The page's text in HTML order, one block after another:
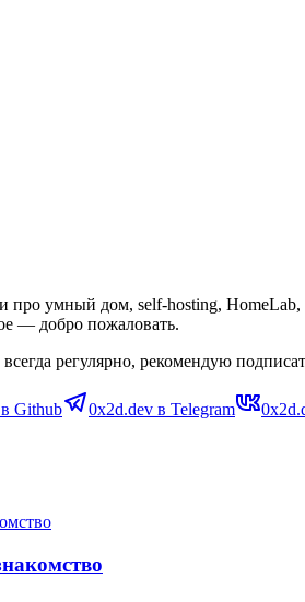
про умный дом, self-hosting,
— добро пожаловать.
регулярно, рекомендую
Github 0x2d.dev в Telegram